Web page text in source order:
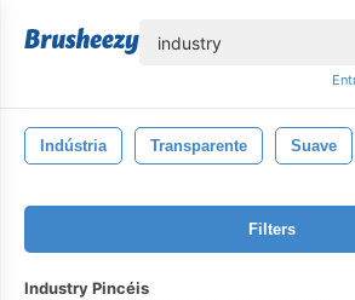
Indústria Transparente Suave
Filters
Industry Pincéis